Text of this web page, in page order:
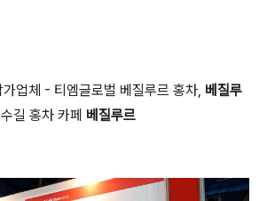
업체 - 티엠글로벌 베질루르 홍차, 베질루
길 홍차 카페 베질루르